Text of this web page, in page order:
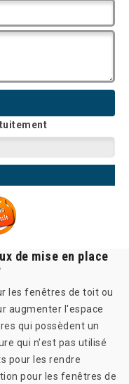
de mise en place
les fenêtres de toit ou
augmenter l'espace
qui possèdent un
qui n'est pas utilisé
pour les rendre
pour les fenêtres de